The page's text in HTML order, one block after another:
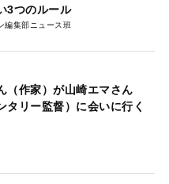
3つのルール
編集部ニュース班
（作家）が山崎エマさん
タリー監督）に会いに行く